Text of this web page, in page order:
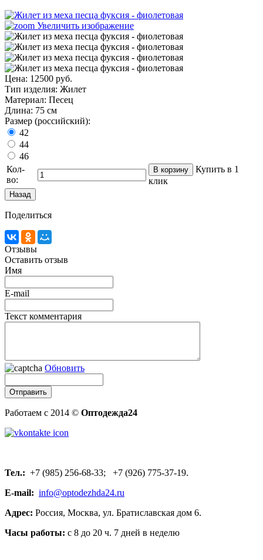
Увеличить изображение
Цена: 12500 руб.
Тип изделия: Жилет
Материал: Песец
Длина: 75 см
Размер (российский):
42
44
46
Кол-
во:
Купить в 1
клик
Поделиться
Отзывы
Оставить отзыв
Имя
E-mail
Текст комментария
Обновить
Работаем с 2014 © Оптодежда24
Тел.: +7 (985) 256-68-33; +7 (926) 775-37-19.
E-mail: info@optodezhda24.ru
Адрес: Россия, Москва, ул. Братиславская дом 6.
Часы работы: с 8 до 20 ч. 7 дней в неделю